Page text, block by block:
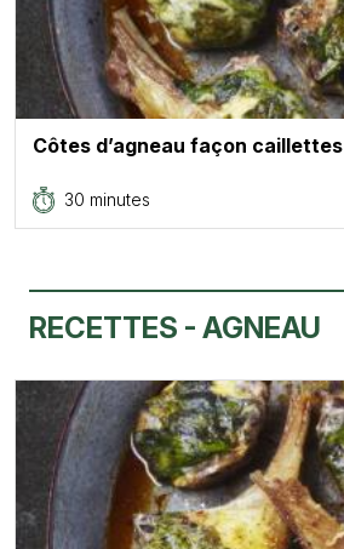
Côtes d’agneau façon caillettes
30 minutes
RECETTES - AGNEAU